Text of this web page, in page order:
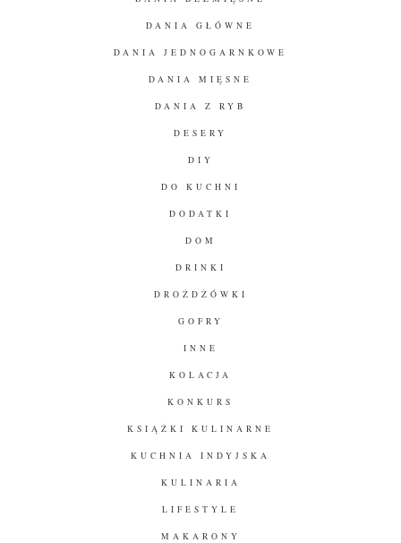
DANIA GŁÓWNE
DANIA JEDNOGARNKOWE
DANIA MIĘSNE
DANIA Z RYB
DESERY
DIY
DO KUCHNI
DODATKI
DOM
DRINKI
DROŻDŻÓWKI
GOFRY
INNE
KOLACJA
KONKURS
KSIĄŻKI KULINARNE
KUCHNIA INDYJSKA
KULINARIA
LIFESTYLE
MAKARONY